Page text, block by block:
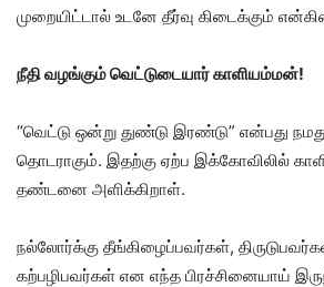
முறையிட்டால் உடனே தீர்வு கிடைக்கும்
நீதி வழங்கும் வெட்டுடையார் காளியம்மன்!
“வெட்டு ஒன்று துண்டு இரண்டு” என்பது
தொடராகும். இதற்கு ஏற்ப இக்கோவிலில்
தண்டனை அளிக்கிறாள்.
நல்லோர்க்கு தீங்கிழைப்பவர்கள்,
கற்பழிபவர்கள் என எந்த பிரச்சினையாய்